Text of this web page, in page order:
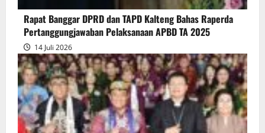
Pertanggungjawaban
Pelaksanaan
APBD
2025
Rapat Banggar DPRD dan TAPD Kalteng Bahas Raperda
Pertanggungjawaban Pelaksanaan APBD TA 2025
14 Juli 2026